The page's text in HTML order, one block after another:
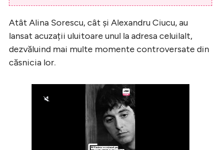
Atât Alina Sorescu, cât și Alexandru Ciucu, au
lansat acuzații uluitoare unul la adresa celuilalt,
dezvăluind mai multe momente controversate din
căsnicia lor.